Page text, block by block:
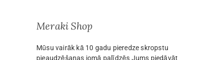
Meraki Shop
Mūsu vairāk kā 10 gadu pieredze skropstu
pieaudzēšanas jomā palīdzēs Jums piedāvāt